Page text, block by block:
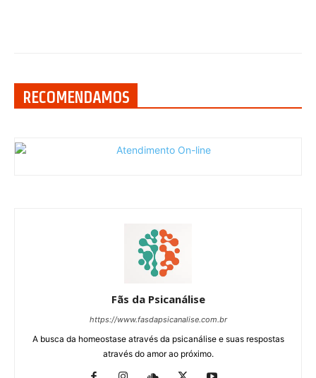
RECOMENDAMOS
Fãs da Psicanálise
https://www.fasdapsicanalise.com.br
A busca da homeostase através da psicanálise e suas respostas
através do amor ao próximo.